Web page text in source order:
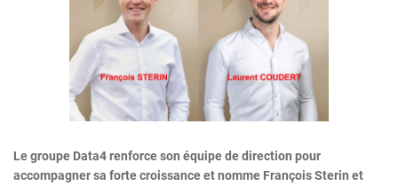
Le groupe Data4 renforce son équipe de direction pour
accompagner sa forte croissance et nomme François Sterin et